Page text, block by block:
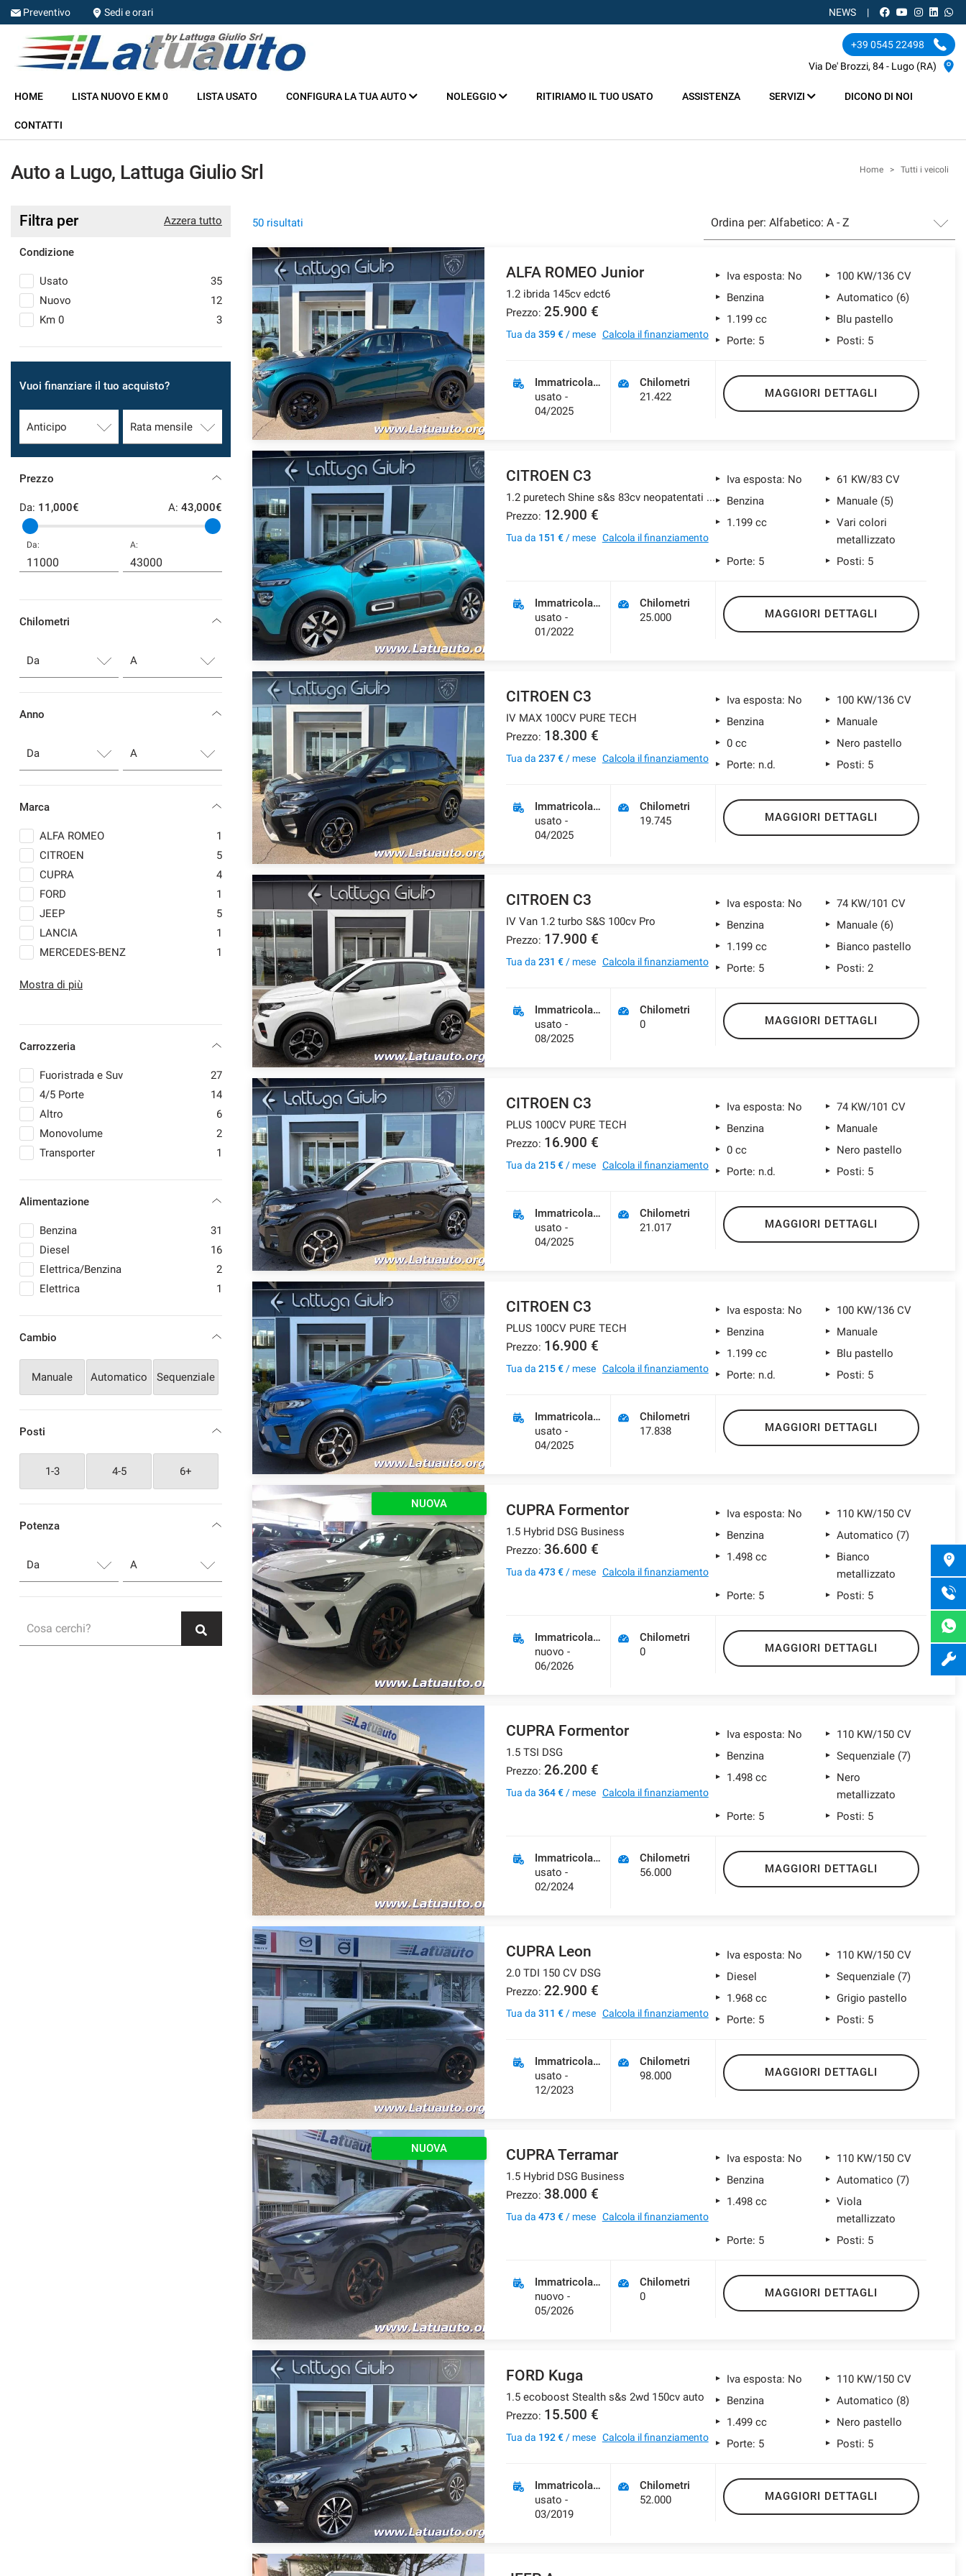
HOME
NOLEGGIO
ASSISTENZA
SERVIZI
DICONO DI NOI
CONTATTI
Preventivo Sedi e orari NEWS
+39 0545 22498
Via De' Brozzi, 84 - Lugo (RA)
HOME LISTA NUOVO E KM 0 LISTA USATO CONFIGURA LA TUA AUTO NOLEGGIO RITIRIAMO IL TUO USATO ASSISTENZA SERVIZI DICONO DI NOI
CONTATTI
Auto a Lugo, Lattuga Giulio Srl Home > Tutti i veicoli
Azzera tutto
Filtra per
Condizione
Usato
35
Nuovo
12
Km 0
3
Vuoi finanziare il tuo acquisto?
Prezzo
Da: 11,000€ A: 43,000€
Da: A:
Chilometri
Anno
Marca
ALFA ROMEO
1
CITROEN
5
CUPRA
4
FORD
1
JEEP
5
LANCIA
1
MERCEDES-BENZ
1
PEUGEOT
SKODA
4
Mostra di più
Carrozzeria
Fuoristrada e Suv
27
4/5 Porte
14
Altro
6
Monovolume
2
Transporter
1
Alimentazione
Benzina
31
Diesel
16
Elettrica/Benzina
2
Elettrica
1
Cambio
Manuale Automatico Sequenziale
Posti
1-3 4-5 6+
Potenza
Cosa cerchi?
50 risultati
ALFA ROMEO Junior
1.2 ibrida 145cv edct6
Prezzo: 25.900 €
Tua da 359 €/ mese Calcola il finanziamento
Iva esposta: No
100 KW/136 CV
Benzina
Automatico (6)
1.199 cc
Blu pastello
Porte: 5
Posti: 5
Immatricolazione
usato -
04/2025
Chilometri
21.422
MAGGIORI DETTAGLI
CITROEN C3
1.2 puretech Shine s&s 83cv neopatentati my20
Prezzo: 12.900 €
Tua da 151 €/ mese Calcola il finanziamento
Iva esposta: No
61 KW/83 CV
Benzina
Manuale (5)
1.199 cc
Vari colori
metallizzato
Porte: 5
Posti: 5
Immatricolazione
usato -
01/2022
Chilometri
25.000
MAGGIORI DETTAGLI
CITROEN C3
IV MAX 100CV PURE TECH
Prezzo: 18.300 €
Tua da 237 €/ mese Calcola il finanziamento
Iva esposta: No
100 KW/136 CV
Benzina
Manuale
0 cc
Nero pastello
Porte: n.d.
Posti: 5
Immatricolazione
usato -
04/2025
Chilometri
19.745
MAGGIORI DETTAGLI
CITROEN C3
IV Van 1.2 turbo S&S 100cv Pro
Prezzo: 17.900 €
Tua da 231 €/ mese Calcola il finanziamento
Iva esposta: No
74 KW/101 CV
Benzina
Manuale (6)
1.199 cc
Bianco pastello
Porte: 5
Posti: 2
Immatricolazione
usato -
08/2025
Chilometri
0
MAGGIORI DETTAGLI
CITROEN C3
PLUS 100CV PURE TECH
Prezzo: 16.900 €
Tua da 215 €/ mese Calcola il finanziamento
Iva esposta: No
74 KW/101 CV
Benzina
Manuale
0 cc
Nero pastello
Porte: n.d.
Posti: 5
Immatricolazione
usato -
04/2025
Chilometri
21.017
MAGGIORI DETTAGLI
CITROEN C3
PLUS 100CV PURE TECH
Prezzo: 16.900 €
Tua da 215 €/ mese Calcola il finanziamento
Iva esposta: No
100 KW/136 CV
Benzina
Manuale
1.199 cc
Blu pastello
Porte: n.d.
Posti: 5
Immatricolazione
usato -
04/2025
Chilometri
17.838
MAGGIORI DETTAGLI
NUOVA CUPRA Formentor
1.5 Hybrid DSG Business
Prezzo: 36.600 €
Tua da 473 €/ mese Calcola il finanziamento
Iva esposta: No
110 KW/150 CV
Benzina
Automatico (7)
1.498 cc
Bianco
metallizzato
Porte: 5
Posti: 5
Immatricolazione
nuovo -
06/2026
Chilometri
0
MAGGIORI DETTAGLI
CUPRA Formentor
1.5 TSI DSG
Prezzo: 26.200 €
Tua da 364 €/ mese Calcola il finanziamento
Iva esposta: No
110 KW/150 CV
Benzina
Sequenziale (7)
1.498 cc
Nero
metallizzato
Porte: 5
Posti: 5
Immatricolazione
usato -
02/2024
Chilometri
56.000
MAGGIORI DETTAGLI
CUPRA Leon
2.0 TDI 150 CV DSG
Prezzo: 22.900 €
Tua da 311 €/ mese Calcola il finanziamento
Iva esposta: No
110 KW/150 CV
Diesel
Sequenziale (7)
1.968 cc
Grigio pastello
Porte: 5
Posti: 5
Immatricolazione
usato -
12/2023
Chilometri
98.000
MAGGIORI DETTAGLI
NUOVA CUPRA Terramar
1.5 Hybrid DSG Business
Prezzo: 38.000 €
Tua da 473 €/ mese Calcola il finanziamento
Iva esposta: No
110 KW/150 CV
Benzina
Automatico (7)
1.498 cc
Viola
metallizzato
Porte: 5
Posti: 5
Immatricolazione
nuovo -
05/2026
Chilometri
0
MAGGIORI DETTAGLI
FORD Kuga
1.5 ecoboost Stealth s&s 2wd 150cv auto
Prezzo: 15.500 €
Tua da 192 €/ mese Calcola il finanziamento
Iva esposta: No
110 KW/150 CV
Benzina
Automatico (8)
1.499 cc
Nero pastello
Porte: 5
Posti: 5
Immatricolazione
usato -
03/2019
Chilometri
52.000
MAGGIORI DETTAGLI